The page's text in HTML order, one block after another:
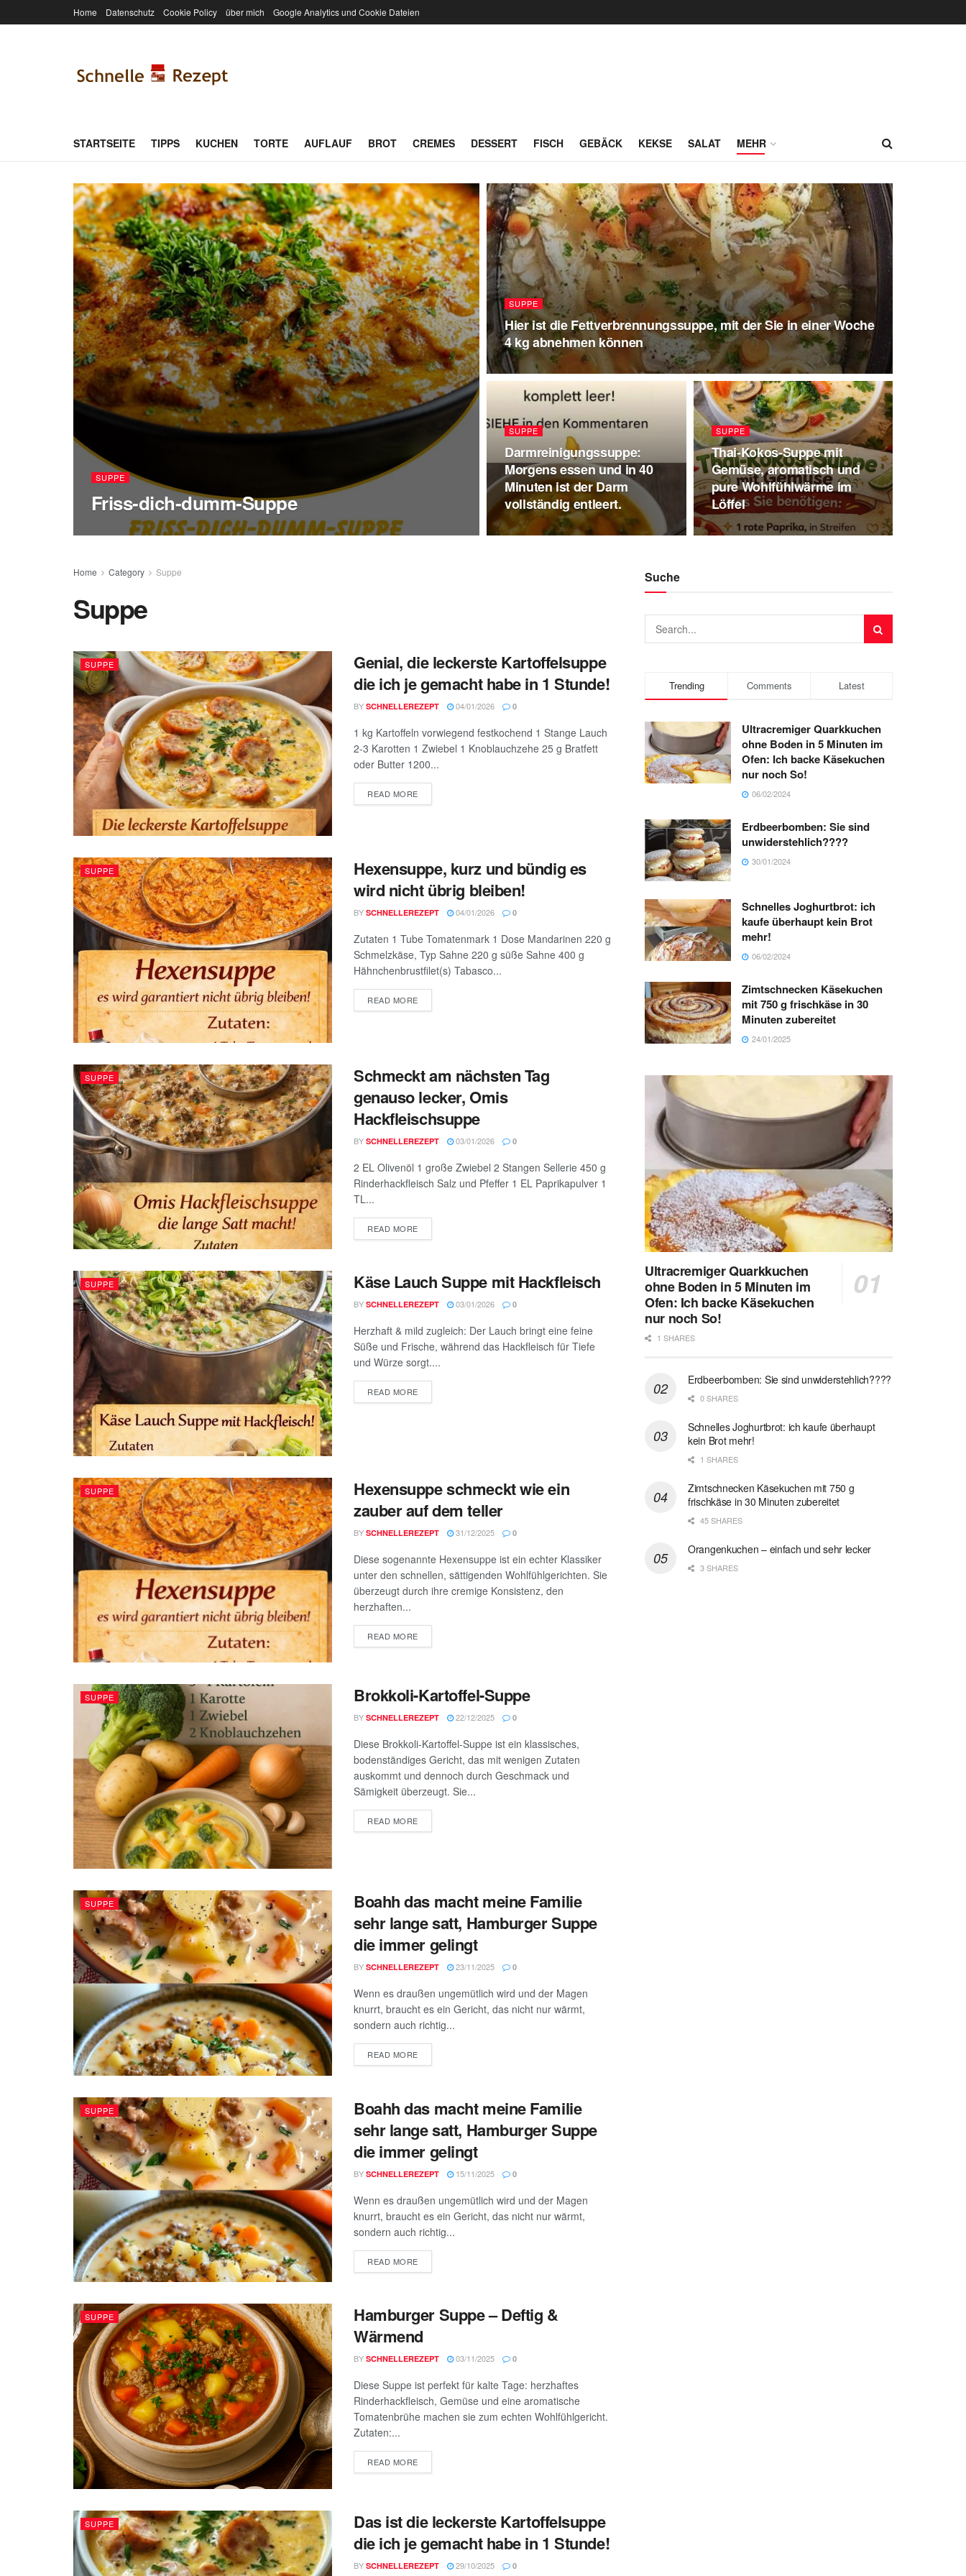
Home Datenschutz Cookie Policy über mich Google Analytics und Cookie Dateien
STARTSEITE TIPPS KUCHEN TORTE AUFLAUF BROT CREMES DESSERT FISCH GEBÄCK KEKSE SALAT MEHR
SUPPE
Friss-dich-dumm-Suppe
SUPPE
Hier ist die Fettverbrennungssuppe, mit der Sie in einer Woche
4 kg abnehmen können
SUPPE
Darmreinigungssuppe:
Morgens essen und in 40
Minuten ist der Darm
vollständig entleert.
SUPPE
Thai-Kokos-Suppe mit
Gemüse, aromatisch und
pure Wohlfühlwärme im
Löffel
Home Category Suppe
Suppe
SUPPE
Genial, die leckerste Kartoffelsuppe
die ich je gemacht habe in 1 Stunde!
BY SCHNELLEREZEPT 04/01/2026 0
1 kg Kartoffeln vorwiegend festkochend 1 Stange Lauch
2-3 Karotten 1 Zwiebel 1 Knoblauchzehe 25 g Bratfett
oder Butter 1200...
READ MOREDETAILS
SUPPE
Hexensuppe, kurz und bündig es
wird nicht übrig bleiben!
BY SCHNELLEREZEPT 04/01/2026 0
Zutaten 1 Tube Tomatenmark 1 Dose Mandarinen 220 g
Schmelzkäse, Typ Sahne 220 g süße Sahne 400 g
Hähnchenbrustfilet(s) Tabasco...
READ MOREDETAILS
SUPPE
Schmeckt am nächsten Tag
genauso lecker, Omis
Hackfleischsuppe
BY SCHNELLEREZEPT 03/01/2026 0
2 EL Olivenöl 1 große Zwiebel 2 Stangen Sellerie 450 g
Rinderhackfleisch Salz und Pfeffer 1 EL Paprikapulver 1
TL...
READ MOREDETAILS
SUPPE Käse Lauch Suppe mit Hackfleisch
BY SCHNELLEREZEPT 03/01/2026 0
Herzhaft & mild zugleich: Der Lauch bringt eine feine
Süße und Frische, während das Hackfleisch für Tiefe
und Würze sorgt....
READ MOREDETAILS
SUPPE
Hexensuppe schmeckt wie ein
zauber auf dem teller
BY SCHNELLEREZEPT 31/12/2025 0
Diese sogenannte Hexensuppe ist ein echter Klassiker
unter den schnellen, sättigenden Wohlfühlgerichten. Sie
überzeugt durch ihre cremige Konsistenz, den
herzhaften...
READ MOREDETAILS
SUPPE Brokkoli-Kartoffel-Suppe
BY SCHNELLEREZEPT 22/12/2025 0
Diese Brokkoli-Kartoffel-Suppe ist ein klassisches,
bodenständiges Gericht, das mit wenigen Zutaten
auskommt und dennoch durch Geschmack und
Sämigkeit überzeugt. Sie...
READ MOREDETAILS
SUPPE
Boahh das macht meine Familie
sehr lange satt, Hamburger Suppe
die immer gelingt
BY SCHNELLEREZEPT 23/11/2025 0
Wenn es draußen ungemütlich wird und der Magen
knurrt, braucht es ein Gericht, das nicht nur wärmt,
sondern auch richtig...
READ MOREDETAILS
SUPPE
Boahh das macht meine Familie
sehr lange satt, Hamburger Suppe
die immer gelingt
BY SCHNELLEREZEPT 15/11/2025 0
Wenn es draußen ungemütlich wird und der Magen
knurrt, braucht es ein Gericht, das nicht nur wärmt,
sondern auch richtig...
READ MOREDETAILS
SUPPE
Hamburger Suppe – Deftig &
Wärmend
BY SCHNELLEREZEPT 03/11/2025 0
Diese Suppe ist perfekt für kalte Tage: herzhaftes
Rinderhackfleisch, Gemüse und eine aromatische
Tomatenbrühe machen sie zum echten Wohlfühlgericht.
Zutaten:...
READ MOREDETAILS
SUPPE
Das ist die leckerste Kartoffelsuppe
die ich je gemacht habe in 1 Stunde!
BY SCHNELLEREZEPT 29/10/2025 0
Suche
Trending Comments Latest
Ultracremiger Quarkkuchen
ohne Boden in 5 Minuten im
Ofen: Ich backe Käsekuchen
nur noch So!
06/02/2024
Erdbeerbomben: Sie sind
unwiderstehlich????
30/01/2024
Schnelles Joghurtbrot: ich
kaufe überhaupt kein Brot
mehr!
06/02/2024
Zimtschnecken Käsekuchen
mit 750 g frischkäse in 30
Minuten zubereitet
24/01/2025
Ultracremiger Quarkkuchen
ohne Boden in 5 Minuten im
Ofen: Ich backe Käsekuchen
nur noch So!
1 SHARES
Erdbeerbomben: Sie sind unwiderstehlich????
0 SHARES
Schnelles Joghurtbrot: ich kaufe überhaupt
kein Brot mehr!
1 SHARES
Zimtschnecken Käsekuchen mit 750 g
frischkäse in 30 Minuten zubereitet
45 SHARES
Orangenkuchen – einfach und sehr lecker
3 SHARES